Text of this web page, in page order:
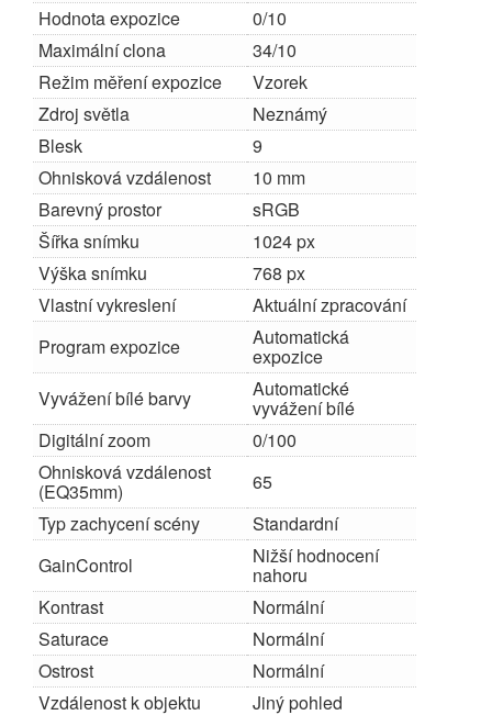
Hodnota expozice
0/10
Maximální clona
34/10
Režim měření expozice
Vzorek
Zdroj světla
Neznámý
Blesk
9
Ohnisková vzdálenost
10 mm
Barevný prostor
sRGB
Šířka snímku
1024 px
Výška snímku
768 px
Vlastní vykreslení
Aktuální zpracování
Program expozice
Automatická
expozice
Vyvážení bílé barvy
Automatické
vyvážení bílé
Digitální zoom
0/100
Ohnisková vzdálenost
(EQ35mm)
65
Typ zachycení scény
Standardní
GainControl
Nižší hodnocení
nahoru
Kontrast
Normální
Saturace
Normální
Ostrost
Normální
Vzdálenost k objektu
Jiný pohled